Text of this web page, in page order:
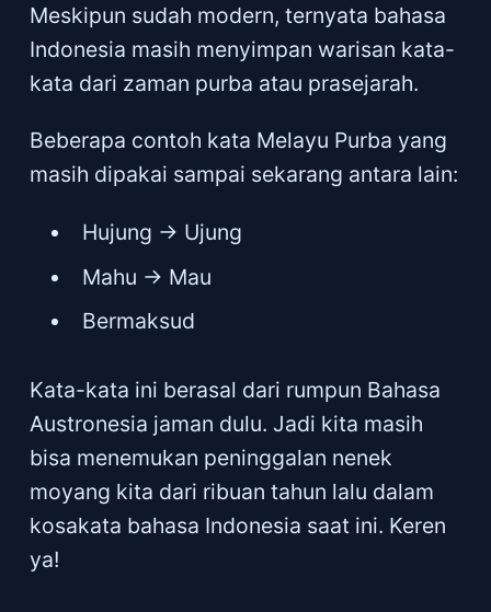
Meskipun sudah modern, ternyata bahasa
Indonesia masih menyimpan warisan kata-
kata dari zaman purba atau prasejarah.
Beberapa contoh kata Melayu Purba yang
masih dipakai sampai sekarang antara lain:
Hujung -> Ujung
Mahu -> Mau
Bermaksud
Kata-kata ini berasal dari rumpun Bahasa
Austronesia jaman dulu. Jadi kita masih
bisa menemukan peninggalan nenek
moyang kita dari ribuan tahun lalu dalam
kosakata bahasa Indonesia saat ini. Keren
ya!